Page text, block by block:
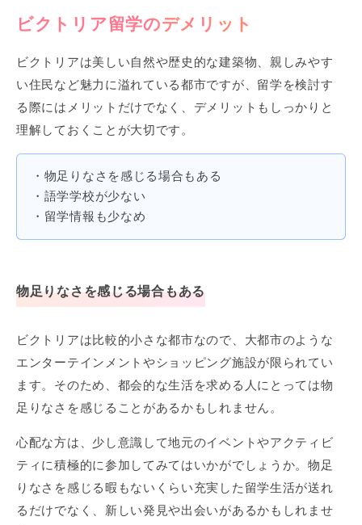
ビクトリア留学のデメリット
ビクトリアは美しい自然や歴史的な建築物、親しみやす
い住民など魅力に溢れている都市ですが、留学を検討す
る際にはメリットだけでなく、デメリットもしっかりと
理解しておくことが大切です。
・物足りなさを感じる場合もある
・語学学校が少ない
・留学情報も少なめ
物足りなさを感じる場合もある
ビクトリアは比較的小さな都市なので、大都市のような
エンターテインメントやショッピング施設が限られてい
ます。そのため、都会的な生活を求める人にとっては物
足りなさを感じることがあるかもしれません。
心配な方は、少し意識して地元のイベントやアクティビ
ティに積極的に参加してみてはいかがでしょうか。物足
りなさを感じる暇もないくらい充実した留学生活が送れ
るだけでなく、新しい発見や出会いがあるかもしれませ